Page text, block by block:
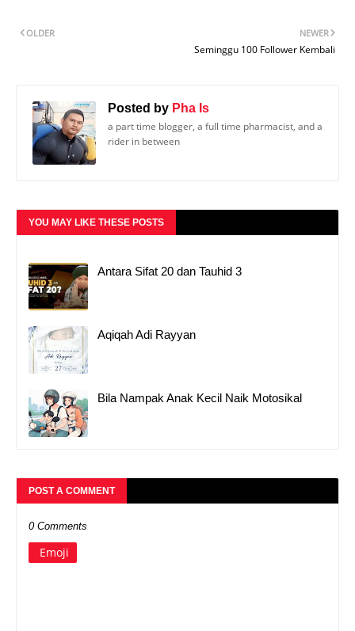
NEWER
Seminggu 100 Follower Kembali
OLDER
Posted by Pha Is
a part time blogger, a full time pharmacist, and a
rider in between
YOU MAY LIKE THESE POSTS
Antara Sifat 20 dan Tauhid 3
Aqiqah Adi Rayyan
Bila Nampak Anak Kecil Naik Motosikal
POST A COMMENT
0 Comments
Emoji